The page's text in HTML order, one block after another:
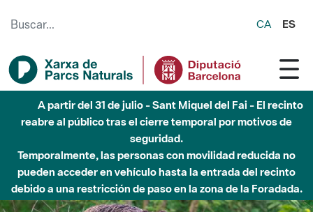
CA ES
A partir del 31 de julio - Sant Miquel del Fai - El recinto
reabre al público tras el cierre temporal por motivos de
seguridad.
Temporalmente, las personas con movilidad reducida no
pueden acceder en vehículo hasta la entrada del recinto
debido a una restricción de paso en la zona de la Foradada.